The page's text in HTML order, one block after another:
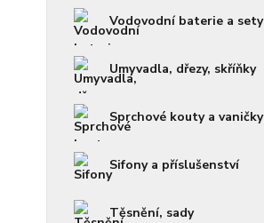
Vodovodní baterie a sety
Umyvadla, dřezy, skříňky
Sprchové kouty a vaničky
Sifony a příslušenství
Těsnění, sady